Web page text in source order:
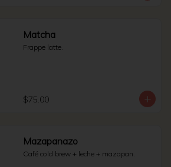
Matcha
Frappe latte.
$75.00
Mazapanazo
Café cold brew + leche + mazapan.